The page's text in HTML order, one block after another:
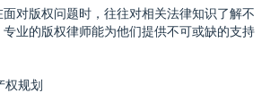
对版权问题时，往往对相关法律知识了解不
业的版权律师能为他们提供不可或缺的支持
权规划